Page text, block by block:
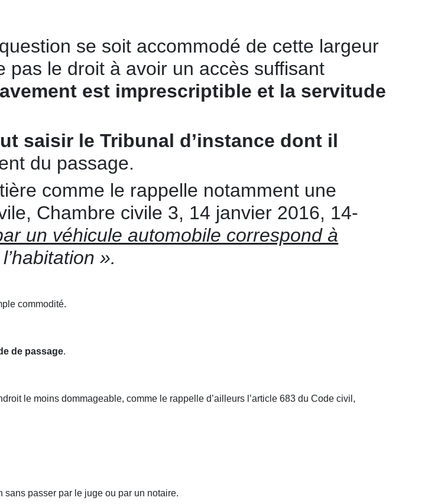
se soit accommodé de cette largeur
le droit à avoir un accès suffisant
est imprescriptible et la servitude
saisir le Tribunal d’instance dont il
du passage.
comme le rappelle notamment une
Chambre civile 3, 14 janvier 2016, 14-
un véhicule automobile correspond à
».
commodité.
de passage.
le moins dommageable, comme le rappelle d’ailleurs l’article 683 du Code civil,
sans passer par le juge ou par un notaire.